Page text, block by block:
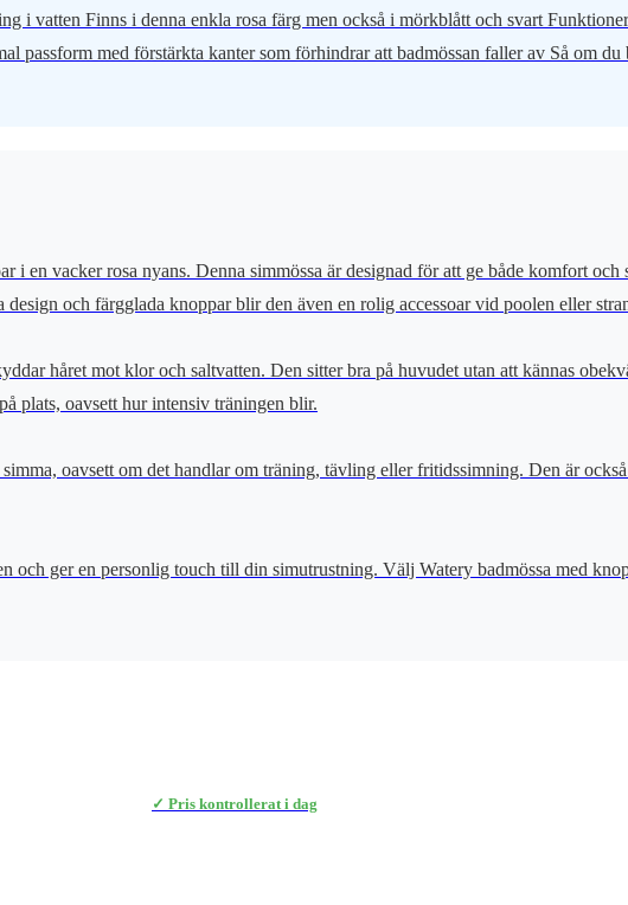
i vatten Finns i denna enkla rosa färg men också i mörkblått och svart
med förstärkta kanter som förhindrar att badmössan faller av Så om du
i en vacker rosa nyans. Denna simmössa är designad för att ge både komfort
och färgglada knoppar blir den även en rolig accessoar vid poolen eller
håret mot klor och saltvatten. Den sitter bra på huvudet utan att kännas
plats, oavsett hur intensiv träningen blir.
oavsett om det handlar om träning, tävling eller fritidssimning. Den är
och ger en personlig touch till din simutrustning. Välj Watery badmössa med
✓ Pris kontrollerat i dag